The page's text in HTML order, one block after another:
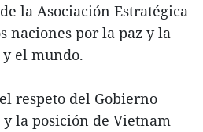
la Asociación Estratégica
naciones por la paz y la
el mundo.
respeto del Gobierno
la posición de Vietnam